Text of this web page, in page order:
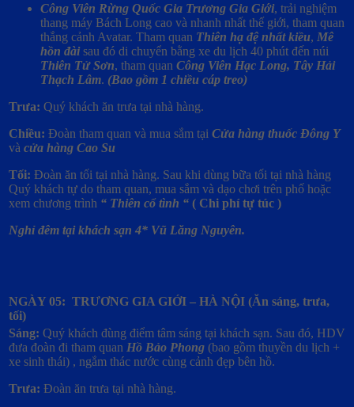
Công Viên Rừng Quốc Gia Trương Gia Giới, trải nghiệm
thang máy Bách Long cao và nhanh nhất thế giới, tham quan
thắng cảnh Avatar. Tham quan Thiên hạ đệ nhất kiều, Mê
hồn đàisau đó di chuyển bằng xe du lịch 40 phút đến núi
Thiên Tử Sơn, tham quan Công Viên Hạc Long, Tây Hải
Thạch Lâm. (Bao gồm 1 chiều cáp treo)
Trưa: Quý khách ăn trưa tại nhà hàng.
Chiều: Đoàn tham quan và mua sắm tại Cửa hàng thuốc Đông Y
và cửa hàng Cao Su
Tối: Đoàn ăn tối tại nhà hàng. Sau khi dùng bữa tối tại nhà hàng
Quý khách tự do tham quan, mua sắm và dạo chơi trên phố hoặc
xem chương trình “ Thiên cổ tình “ ( Chi phí tự túc )
Nghỉ đêm tại khách sạn 4* Vũ Lăng Nguyên.
NGÀY 05: TRƯƠNG GIA GIỚI – HÀ NỘI (Ăn sáng, trưa,
tối)
Sáng: Quý khách đùng điểm tâm sáng tại khách sạn. Sau đó, HDV
đưa đoàn đi tham quan Hồ Bảo Phong (bao gồm thuyền ​​du lịch +
xe sinh thái) , ngắm thác nước cùng cảnh đẹp bên hồ.
Trưa: Đoàn ăn trưa tại nhà hàng.